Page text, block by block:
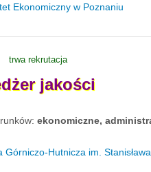
Ekonomiczny w Poznaniu
trwa rekrutacja
jakości
ekonomiczne,
Górniczo-Hutnicza im.